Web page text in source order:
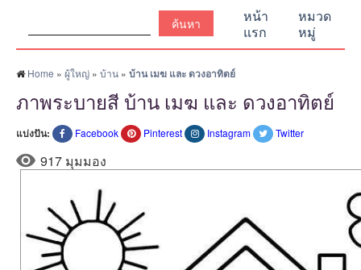
หน้า
แรก
หมวด
หมู่
Home » ผู้ใหญ่ » บ้าน » บ้าน เมฆ และ ดวงอาทิตย์
ภาพระบายสี บ้าน เมฆ และ ดวงอาทิตย์
แบ่งปัน: Facebook Pinterest Instagram Twitter
917 มุมมอง